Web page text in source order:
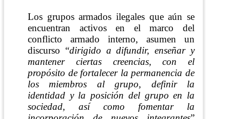
Los grupos armados ilegales que aún se
encuentran activos en el marco del
conflicto armado interno, asumen un
discurso “dirigido a difundir, enseñar y
mantener ciertas creencias, con el
propósito de fortalecer la permanencia de
los miembros al grupo, definir la
identidad y la posición del grupo en la
sociedad, así como fomentar la